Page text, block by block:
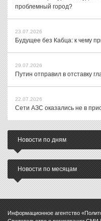
проблемный город?
23.07.2026
Будущее без Кабца: к чему
29.07.2026
Путин отправил в отставку
22.07.2026
Сети АЗС оказались не в
Новости по дням
Новости по месяцам
Информационное агентство